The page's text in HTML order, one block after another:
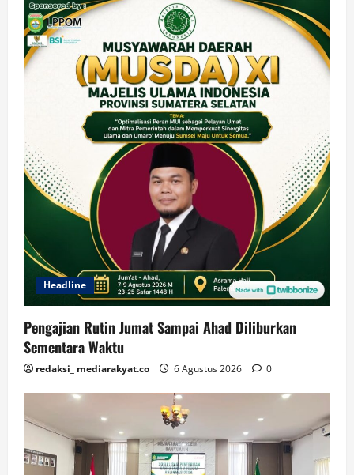
Headline
Pengajian Rutin Jumat Sampai Ahad Diliburkan
Sementara Waktu
redaksi_ mediarakyat.co 6 Agustus 2026 0